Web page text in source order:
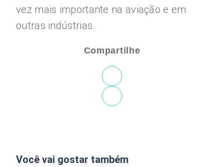
vez mais importante na aviação e em
outras indústrias.
Compartilhe
Você vai gostar também